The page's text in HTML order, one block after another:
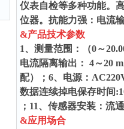
仪表自检等多种功能。
位器。抗能力强：电流
&产品技术参数
1、测量范围：（0～
电流隔离输出： 4～20
配）；6、电源：
数据连续掉电保存时间
；11、传感器安装：流
&应用场合